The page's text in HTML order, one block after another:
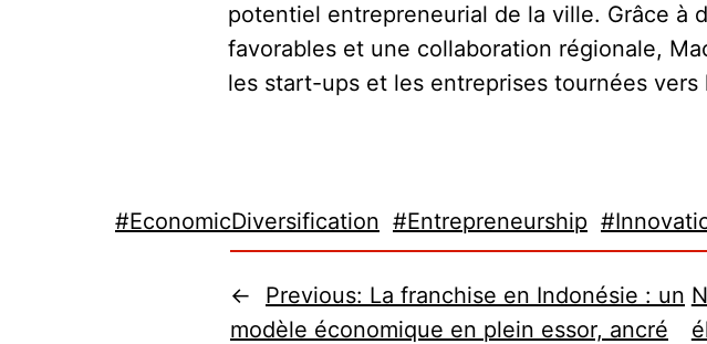
potentiel entrepreneurial de la ville. Grâce à
favorables et une collaboration régionale,
les start-ups et les entreprises tournées vers
#EconomicDiversification #Entrepreneurship
← Previous: La franchise en Indonésie : un
modèle économique en plein essor, ancré